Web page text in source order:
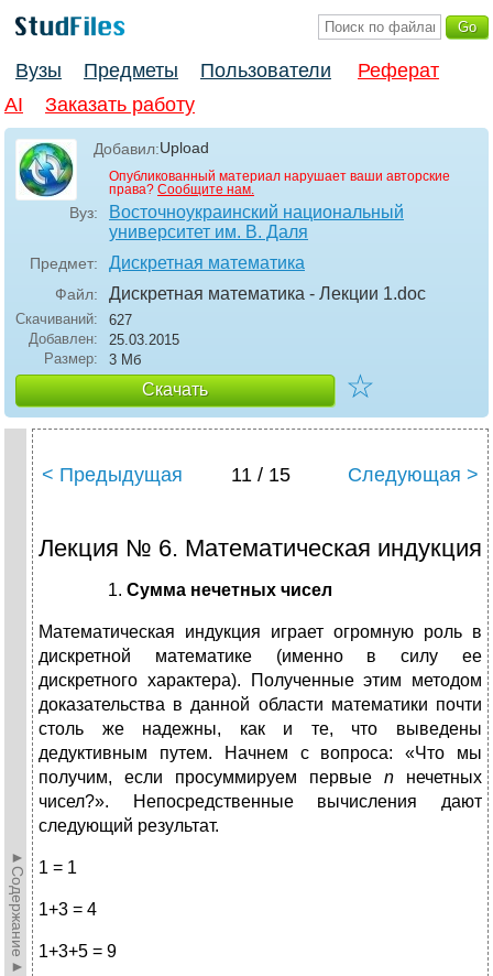
Вузы Предметы Пользователи
Реферат
AI
Заказать работу
Добавил:Upload
Опубликованный материал нарушает ваши авторские
права? Сообщите нам.
Вуз:
Восточноукраинский национальный
университет им. В. Даля
Предмет: Дискретная математика
Файл: Дискретная математика - Лекции 1.doc
Скачиваний:
627
Добавлен:
25.03.2015
Размер:
3 Мб
Скачать ☆
►Содержание►
< Предыдущая 11 / 15 Следующая >
Лекция № 6. Математическая индукция
Сумма нечетных чисел
Математическая индукция играет огромную роль в
дискретной математике (именно в силу ее
дискретного характера). Полученные этим методом
доказательства в данной области математики почти
столь же надежны, как и те, что выведены
дедуктивным путем. Начнем с вопроса: «Что мы
получим, если просуммируем первые n
нечетных
чисел?». Непосредственные вычисления дают
следующий результат.
1 = 1
1+3 = 4
1+3+5 = 9